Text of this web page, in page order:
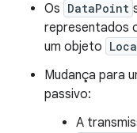
Os DataPoint
representados
um objeto
Mudança para
passivo:
A